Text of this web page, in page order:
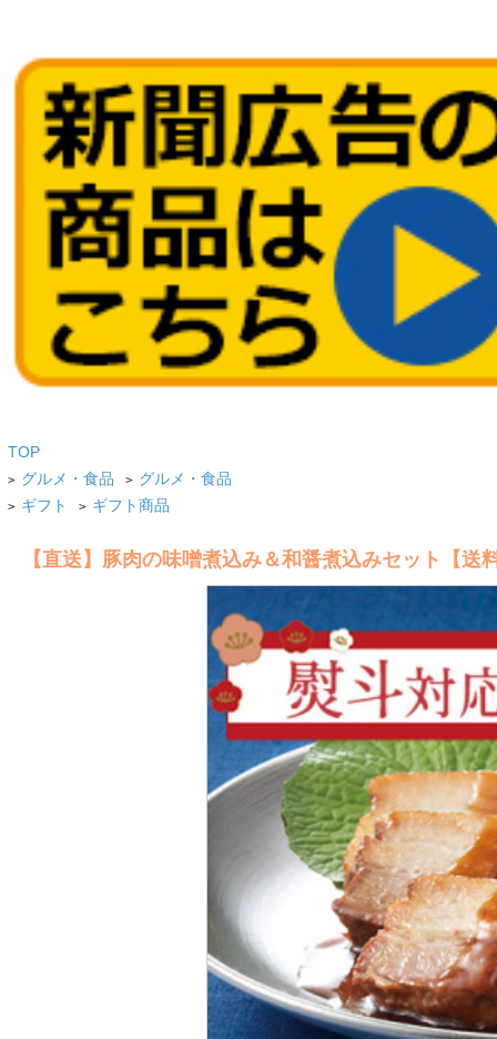
TOP
> グルメ・食品 > グルメ・食品
> ギフト > ギフト商品
【直送】豚肉の味噌煮込み＆和醤煮込みセット【送